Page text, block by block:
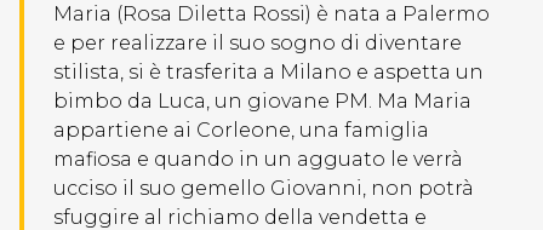
Maria (Rosa Diletta Rossi) è nata a Palermo
e per realizzare il suo sogno di diventare
stilista, si è trasferita a Milano e aspetta un
bimbo da Luca, un giovane PM. Ma Maria
appartiene ai Corleone, una famiglia
mafiosa e quando in un agguato le verrà
ucciso il suo gemello Giovanni, non potrà
sfuggire al richiamo della vendetta e